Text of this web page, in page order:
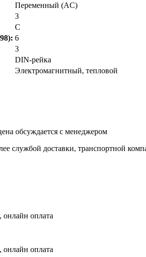
Переменный (AC)
3
C
6
3
DIN-рейка
Электромагнитный, тепловой
обсуждается с менеджером
службой доставки, транспортной
онлайн оплата
онлайн оплата